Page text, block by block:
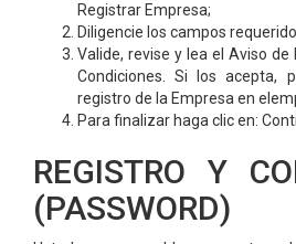
Registrar Empresa;
Diligencie los campos
Valide, revise y lea el Aviso
Condiciones. Si los acepta,
registro de la Empresa en
Para finalizar haga clic en:
REGISTRO Y
(PASSWORD)